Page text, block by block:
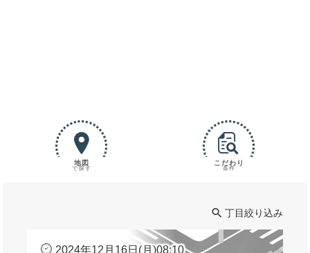
地図
で探す
こだわり
条件
丁目絞り込み
2024年12月16日(月)08:10